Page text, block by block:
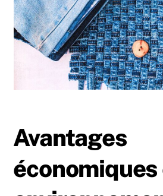
Avantages
économiques